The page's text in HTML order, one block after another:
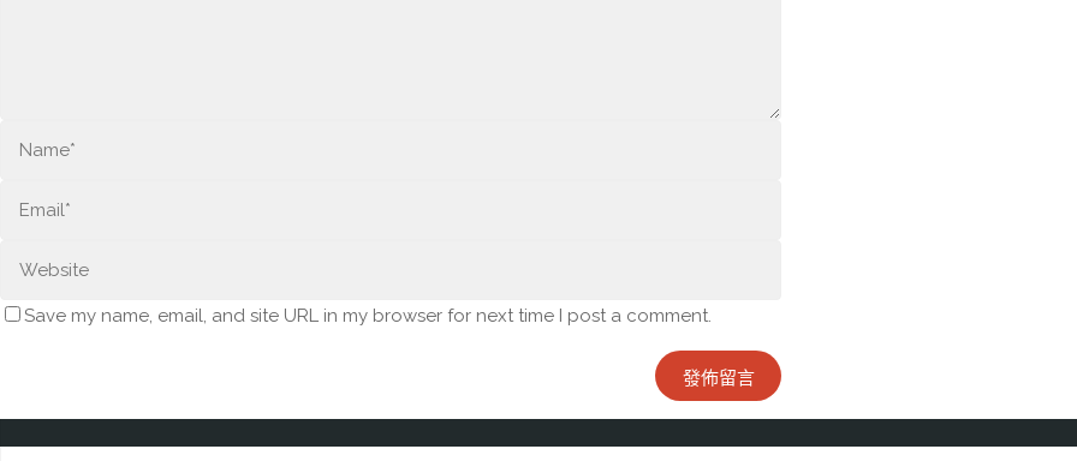
Save my name, email, and site URL in my browser for next time I post a comment.